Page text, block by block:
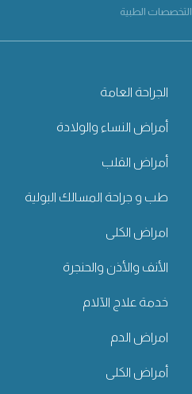
التخصصات الطبية
الجراحة العامة
أمراض النساء والولادة
أمراض القلب
طب و جراحة المسالك البولية
امراض الكلى
الأنف والأذن والحنجرة
خدمة علاج الآلام
امراض الدم
أمراض الكلى